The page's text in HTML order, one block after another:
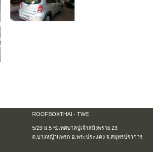
ROOFBOXTHAI - TWE
5/29 ม.5 ซ.เทศบาลปู่เจ้าสมิงพราย 23
ต.บางหญ้าแพรก อ.พระประแดง จ.สมุทรปราการ